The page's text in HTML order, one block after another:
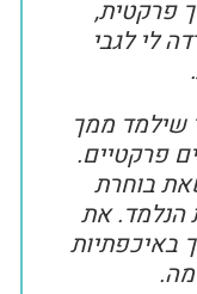
פרקטית,
לי לגבי
שילמד ממך
פרקטיים.
בוחרת
את
באיכפתיות